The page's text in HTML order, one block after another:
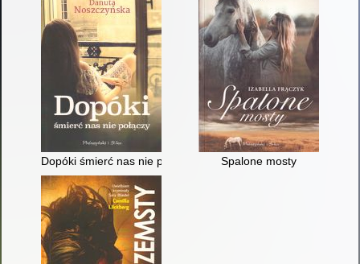
Dopóki śmierć nas nie połączy Spalone mosty